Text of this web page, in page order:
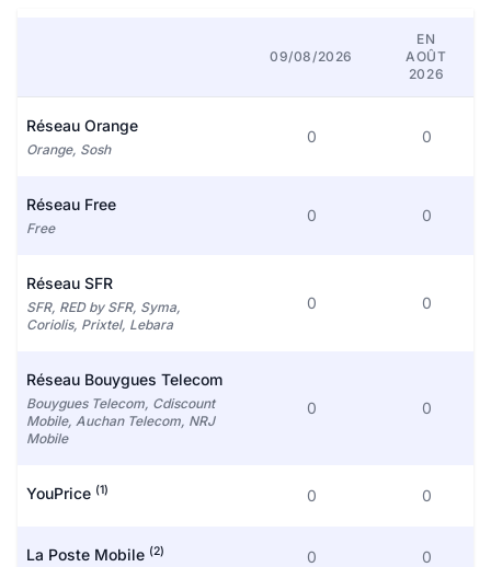
09/08/2026
EN
AOÛT
2026
Réseau Orange
Orange, Sosh
0 0
Réseau Free
Free
0 0
Réseau SFR
SFR, RED by SFR, Syma,
Coriolis, Prixtel, Lebara
0 0
Réseau Bouygues Telecom
Bouygues Telecom, Cdiscount
Mobile, Auchan Telecom, NRJ
Mobile
0 0
YouPrice (1) 0 0
La Poste Mobile (2) 0 0